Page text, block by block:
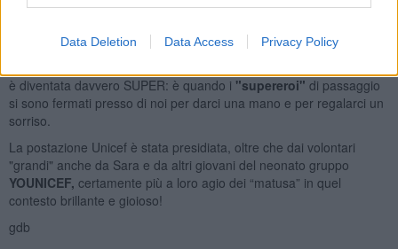
Data Deletion Data Access Privacy Policy
è diventata davvero SUPER: è quando i "supereroi" di passaggio
si sono fermati presso di noi per darci una mano e per regalarci un
sorriso.
La postazione Unicef è stata presidiata, oltre che dai volontari
"grandi" anche da Sara e da altri giovani del neonato gruppo
YOUNICEF, certamente più a loro agio dei “matusa” in quel
contesto brillante e gioioso!
gdb